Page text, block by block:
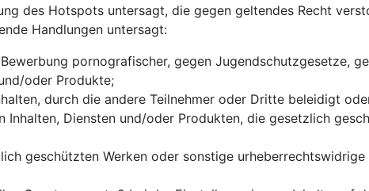
des Hotspots untersagt, die gegen geltendes Recht
Handlungen untersagt:
pornografischer, gegen Jugendschutzgesetze,
oder Produkte;
durch die andere Teilnehmer oder Dritte beleidigt
Diensten und/oder Produkten, die gesetzlich
geschützten Werken oder sonstige